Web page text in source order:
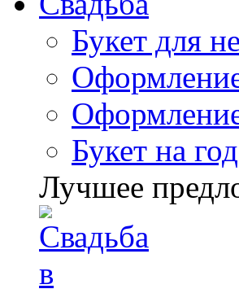
Букет для
Букет на
Лучшее